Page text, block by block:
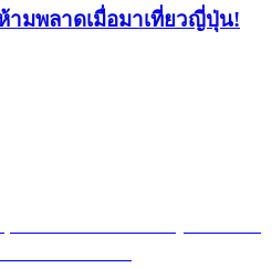
ามพลาดเมื่อมาเที่ยวญี่ปุ่น!